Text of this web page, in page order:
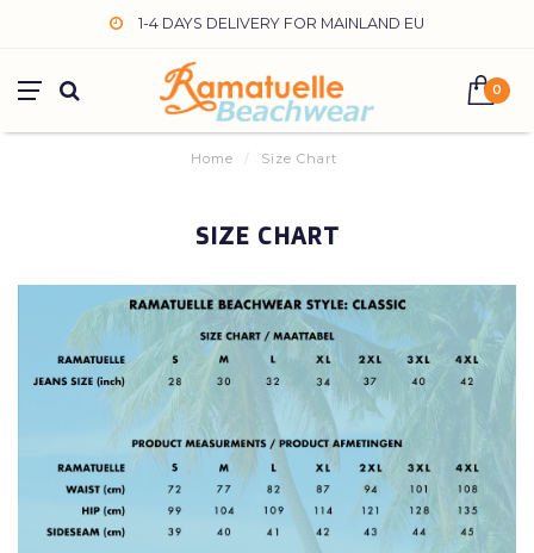
1-2 DAYS DELIVERY FOR NETHERLANDS
0
Home / Size Chart
SIZE CHART